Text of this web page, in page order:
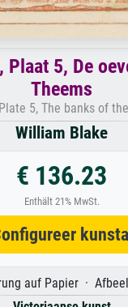
Plaat 5, De
Theems
5, The banks of
William Blake
€ 136.23
Enthält 21% MwSt.
auf Papier ·